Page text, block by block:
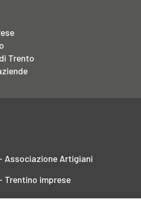
Trento
Associazione Artigiani
Trentino imprese